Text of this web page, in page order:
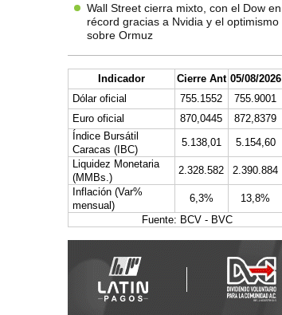
Wall Street cierra mixto, con el Dow en
récord gracias a Nvidia y el optimismo
sobre Ormuz
Indicador Cierre Ant 05/08/2026
Dólar oficial
755.1552
755.9001
Euro oficial
870,0445
872,8379
Índice Bursátil
Caracas (IBC)
5.138,01
5.154,60
Liquidez Monetaria
(MMBs.)
2.328.582
2.390.884
Inflación (Var%
mensual)
6,3%
13,8%
Fuente: BCV - BVC